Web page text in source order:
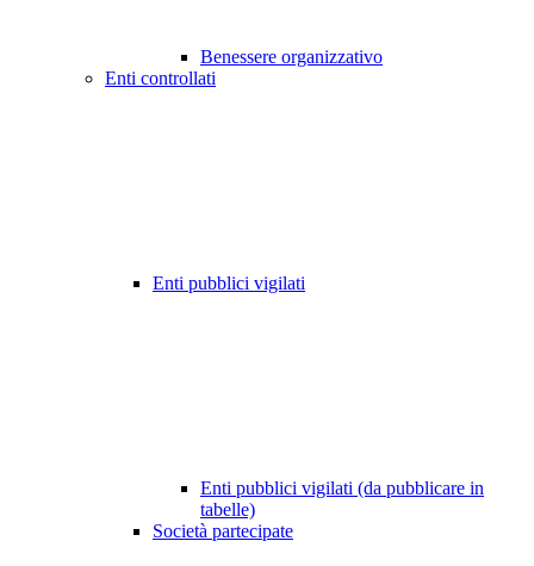
Benessere organizzativo
Enti controllati
Enti pubblici vigilati
Enti pubblici vigilati (da pubblicare in
tabelle)
Società partecipate